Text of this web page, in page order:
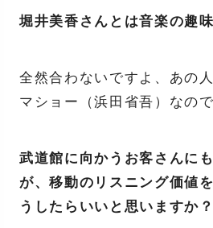
堀井美香さんとは音楽の趣
全然合わないですよ、あの
マショー（浜田省吾）なので
武道館に向かうお客さんに
が、移動のリスニング価値
うしたらいいと思いますか？